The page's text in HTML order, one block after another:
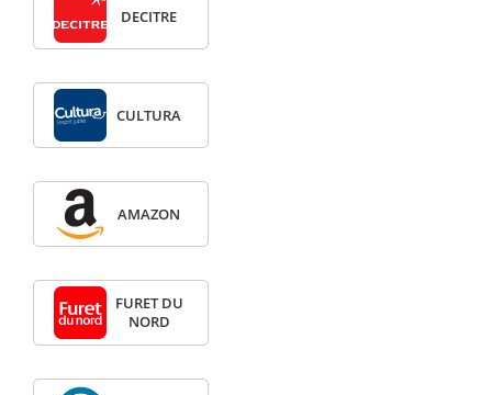
DECITRE
CULTURA
AMAZON
FURET DU
NORD